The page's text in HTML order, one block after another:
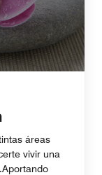
áreas
vivir una